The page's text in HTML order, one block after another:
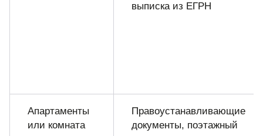
выписка из ЕГРН
Апартаменты
или комната
Правоустанавливающие
документы, поэтажный